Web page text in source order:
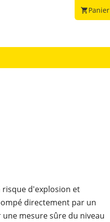
shopping_cartPanier
risque d'explosion et
directement par un
mesure sûre du niveau